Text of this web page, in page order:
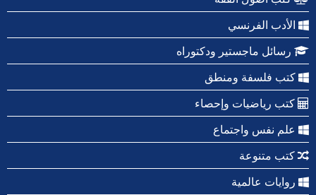
الأدب الفرنسي
رسائل ماجستير ودكتوراه
كتب فلسفة ومنطق
كتب رياضيات وإحصاء
علم نفس واجتماع
كتب متنوعة
روايات عالمية